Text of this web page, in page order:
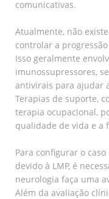
comunicativas.
Atualmente, não
controlar a
Isso geralmente
imunossupressores,
antivirais para ajudar
Terapias de suporte,
terapia ocupacional,
qualidade de vida e a
Para configurar o
devido à LMP, é
neurologia faça uma
Além da avaliação